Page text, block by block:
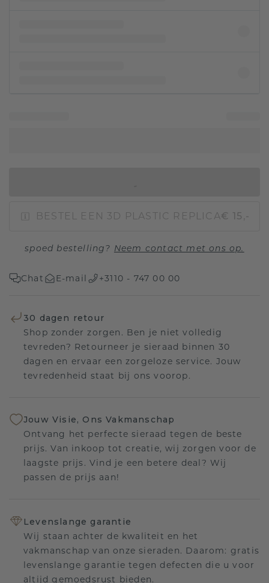
BESTEL EEN 3D PLASTIC REPLICA€ 15,-
spoed bestelling? Neem contact met ons op.
Chat E-mail +3110 - 747 00 00
30 dagen retour
Shop zonder zorgen. Ben je niet volledig
tevreden? Retourneer je sieraad binnen 30
dagen en ervaar een zorgeloze service. Jouw
tevredenheid staat bij ons voorop.
Jouw Visie, Ons Vakmanschap
Ontvang het perfecte sieraad tegen de beste
prijs. Van inkoop tot creatie, wij zorgen voor de
laagste prijs. Vind je een betere deal? Wij
passen de prijs aan!
Levenslange garantie
Wij staan achter de kwaliteit en het
vakmanschap van onze sieraden. Daarom: gratis
levenslange garantie tegen defecten die u voor
altijd gemoedsrust bieden.